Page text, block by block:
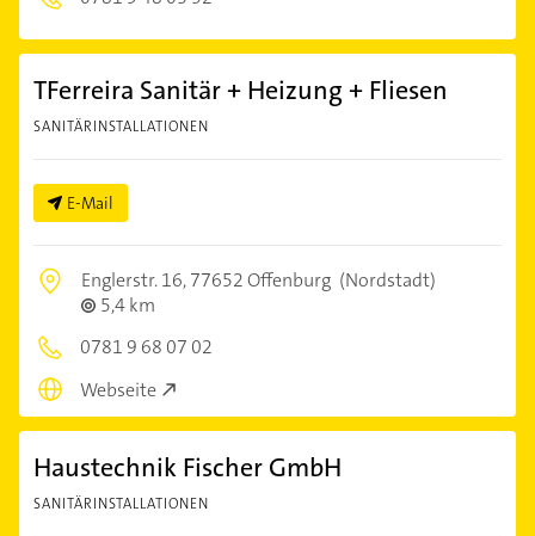
TFerreira Sanitär + Heizung + Fliesen
SANITÄRINSTALLATIONEN
E-Mail
Englerstr. 16,77652 Offenburg (Nordstadt)
5,4 km
0781 9 68 07 02
Webseite
Haustechnik Fischer GmbH
SANITÄRINSTALLATIONEN